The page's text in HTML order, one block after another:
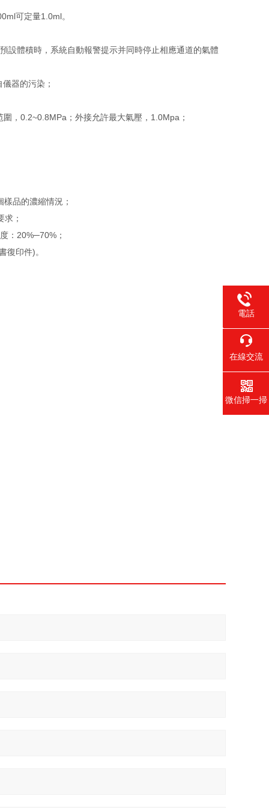
可定量1.0ml。
設體積時，系統自動報警提示并同時停止相應通道的氣體
器的污染；
，0.2~0.8MPa；外接允許最大氣壓，1.0Mpa；
品的濃縮情況；
；
：20%─70%；
復印件)。
電話
李
在線交流
微信掃一掃